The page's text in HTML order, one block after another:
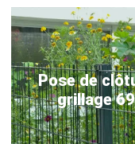
Pose de
grillage 69